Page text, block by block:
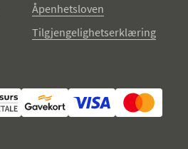
Åpenhetsloven
Tilgjengelighetserklæring